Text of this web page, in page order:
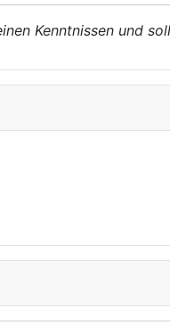
Kenntnissen und